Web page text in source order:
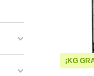
¡KG